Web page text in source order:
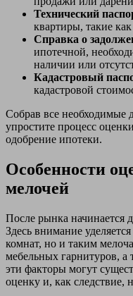
Технический
квартиры, такие
Справка о
ипотечной,
наличии или
Кадастровый
кадастровой
Собрав все необходимые
упростите процесс
одобрение ипотеки.
Особенности
мелочей
После рынка начинается
Здесь внимание
комнат, но и таким
мебельных гарнитуров, а
эти факторы могут
оценку и, как следствие,